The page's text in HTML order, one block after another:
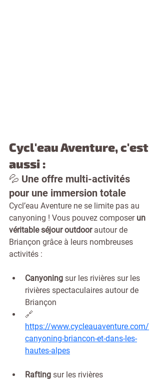
Cycl'eau Aventure, c'est
aussi :
💦 Une offre multi-activités
pour une immersion totale
Cycl’eau Aventure ne se limite pas au
canyoning ! Vous pouvez composer un
véritable séjour outdoor autour de
Briançon grâce à leurs nombreuses
activités :
Canyoning sur les rivières sur les
rivières spectaculaires autour de
Briançon
🔗
https://www.cycleauaventure.com/
canyoning-briancon-et-dans-les-
hautes-alpes
Rafting sur les rivières